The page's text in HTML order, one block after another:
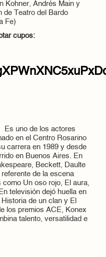
Kohner, Andrés Main y
de Teatro del Bardo
Fe)
cupos:
Es uno de los actores
en el Centro Rosarino
carrera en 1989 y desde
en Buenos Aires. En
Beckett, Daulte
de la escena
Un oso rojo, El aura,
televisión dejó huella en
de un clan y El
los premios ACE, Konex
talento, versatilidad e